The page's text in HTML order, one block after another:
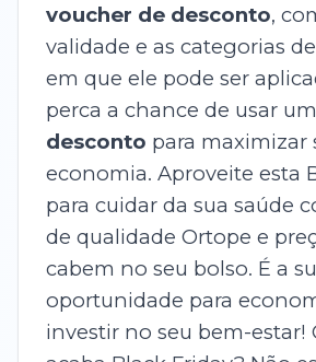
voucher de desconto,
validade e as categorias
em que ele pode ser
perca a chance de usar um
desconto para maximizar
economia. Aproveite esta
para cuidar da sua saúde
de qualidade Ortope e
cabem no seu bolso. É a
oportunidade para
investir no seu bem-estar!